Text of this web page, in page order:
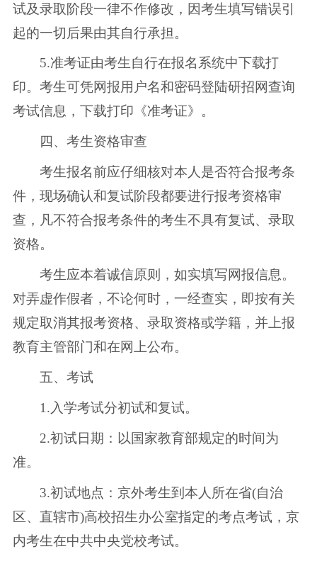
试及录取阶段一律不作修改，因考生填写错误引
起的一切后果由其自行承担。
5.准考证由考生自行在报名系统中下载打
印。考生可凭网报用户名和密码登陆研招网查询
考试信息，下载打印《准考证》。
四、考生资格审查
考生报名前应仔细核对本人是否符合报考条
件，现场确认和复试阶段都要进行报考资格审
查，凡不符合报考条件的考生不具有复试、录取
资格。
考生应本着诚信原则，如实填写网报信息。
对弄虚作假者，不论何时，一经查实，即按有关
规定取消其报考资格、录取资格或学籍，并上报
教育主管部门和在网上公布。
五、考试
1.入学考试分初试和复试。
2.初试日期：以国家教育部规定的时间为
准。
3.初试地点：京外考生到本人所在省(自治
区、直辖市)高校招生办公室指定的考点考试，京
内考生在中共中央党校考试。